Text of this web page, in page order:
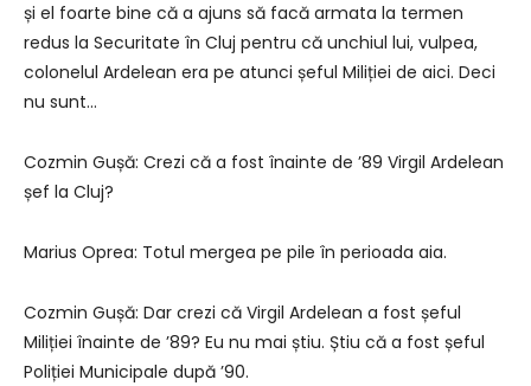
și el foarte bine că a ajuns să facă armata la termen
redus la Securitate în Cluj pentru că unchiul lui, vulpea,
colonelul Ardelean era pe atunci șeful Miliției de aici. Deci
nu sunt…
Cozmin Gușă: Crezi că a fost înainte de ʼ89 Virgil Ardelean
șef la Cluj?
Marius Oprea: Totul mergea pe pile în perioada aia.
Cozmin Gușă: Dar crezi că Virgil Ardelean a fost șeful
Miliției înainte de ʼ89? Eu nu mai știu. Știu că a fost șeful
Poliției Municipale după ʼ90.